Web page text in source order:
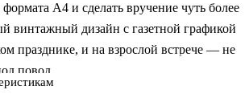
А4 и сделать вручение чуть более
винтажный дизайн с газетной графикой
празднике, и на взрослой встрече — не
повод.